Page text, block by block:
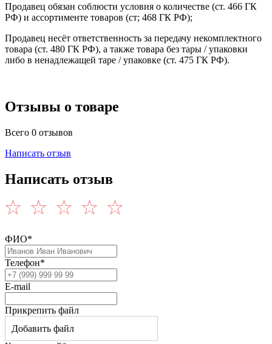
Продавец обязан соблюсти условия о количестве (ст. 466 ГК
РФ) и ассортименте товаров (ст; 468 ГК РФ);
Продавец несёт ответственность за передачу некомплектного
товара (ст. 480 ГК РФ), а также товара без тары / упаковки
либо в ненадлежащей таре / упаковке (ст. 475 ГК РФ).
Отзывы о товаре
Всего 0 отзывов
Написать отзыв
Написать отзыв
ФИО*
Телефон*
E-mail
Прикрепить файл
Добавить файл